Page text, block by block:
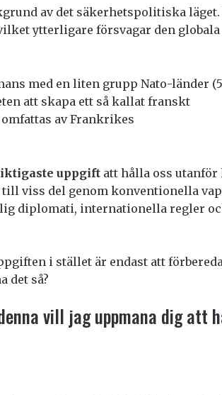
av det säkerhetspolitiska läget.
ytterligare försvagar den globala
med en liten grupp Nato-länder
att skapa ett så kallat franskt
av Frankrikes
uppgift att hålla oss utanför
viss del genom konventionella
diplomati, internationella regler
i stället är endast att
det så?
vill jag uppmana dig att